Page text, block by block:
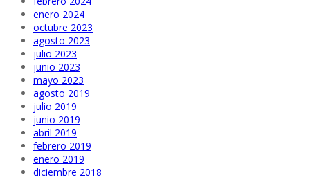
enero 2024
octubre 2023
agosto 2023
julio 2023
junio 2023
mayo 2023
agosto 2019
julio 2019
junio 2019
abril 2019
febrero 2019
enero 2019
diciembre 2018